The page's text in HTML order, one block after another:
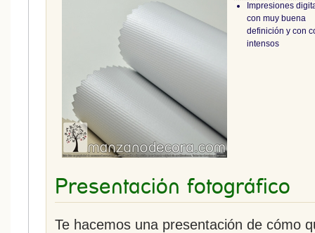
Impresiones
con muy buena
definición y con
intensos
Presentación fotográfico
Te hacemos una presentación de cómo